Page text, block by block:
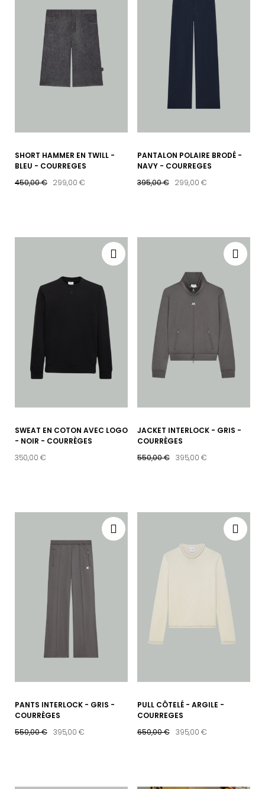
SHORT HAMMER EN TWILL -
BLEU - COURREGES
450,00 € 299,00 €
PANTALON POLAIRE BRODÉ -
NAVY - COURREGES
395,00 €
299,00 €
SWEAT EN COTON AVEC LOGO
- NOIR - COURRÈGES
350,00 €
JACKET INTERLOCK - GRIS -
COURRÈGES
550,00 €
395,00 €
PANTS INTERLOCK - GRIS -
COURRÈGES
550,00 € 395,00 €
PULL CÔTELÉ - ARGILE -
COURREGES
650,00 €
395,00 €